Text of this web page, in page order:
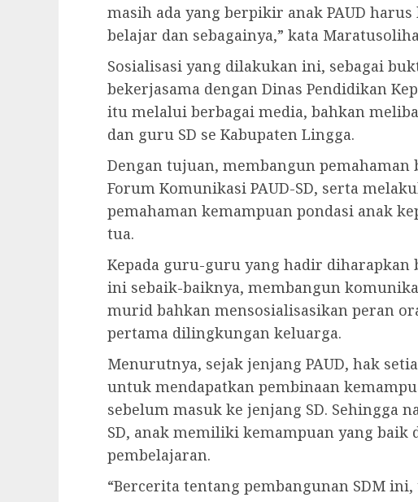
masih ada yang berpikir anak PAUD
belajar dan sebagainya,” kata
Sosialisasi yang dilakukan ini, sebagai
bekerjasama dengan Dinas Pendidikan
itu melalui berbagai media, bahkan
dan guru SD se Kabupaten Lingga.
Dengan tujuan, membangun pemahaman
Forum Komunikasi PAUD-SD, serta
pemahaman kemampuan pondasi anak
tua.
Kepada guru-guru yang hadir diharapkan
ini sebaik-baiknya, membangun
murid bahkan mensosialisasikan peran
pertama dilingkungan keluarga.
Menurutnya, sejak jenjang PAUD, hak
untuk mendapatkan pembinaan
sebelum masuk ke jenjang SD. Sehingga
SD, anak memiliki kemampuan yang baik
pembelajaran.
“Bercerita tentang pembangunan SDM